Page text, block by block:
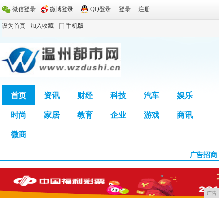
微信登录 微博登录 QQ登录 登录 注册
设为首页 加入收藏 手机版
首页 资讯 财经 科技 汽车 娱乐
时尚 家居 教育 企业 游戏 商讯
微商
广告招商
广告